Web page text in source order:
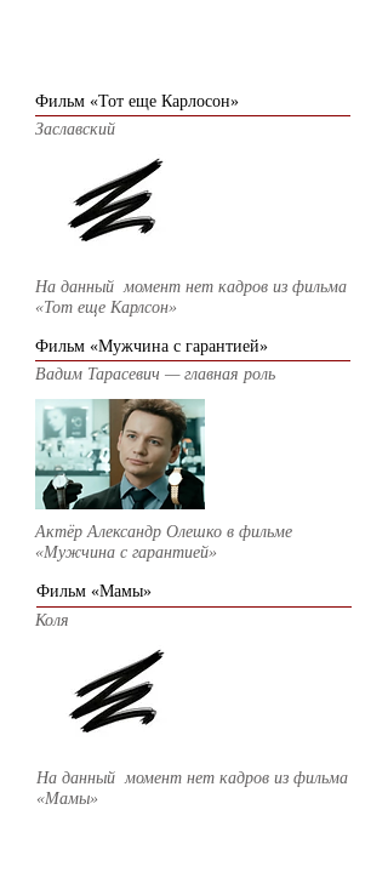
Фильм «Тот еще Карлосон»
Заславский
На данный момент нет кадров из фильма
«Тот еще Карлсон»
Фильм «Мужчина с гарантией»
Вадим Тарасевич — главная роль
Актёр Александр Олешко в фильме
«Мужчина с гарантией»
Фильм «Мамы»
Коля
На данный момент нет кадров из фильма
«Мамы»